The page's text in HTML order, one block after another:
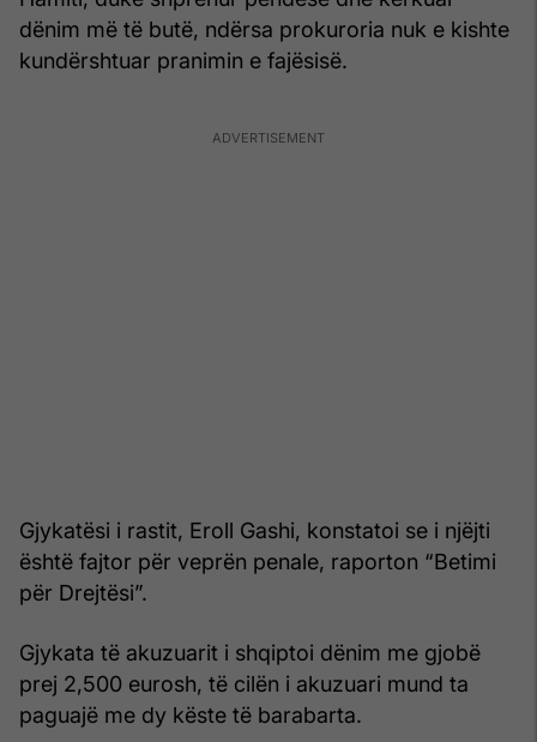
dënim më të butë, ndërsa prokuroria nuk e kishte
kundërshtuar pranimin e fajësisë.
Gjykatësi i rastit, Eroll Gashi, konstatoi se i njëjti
është fajtor për veprën penale, raporton “Betimi
për Drejtësi”.
Gjykata të akuzuarit i shqiptoi dënim me gjobë
prej 2,500 eurosh, të cilën i akuzuari mund ta
paguajë me dy këste të barabarta.